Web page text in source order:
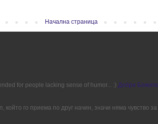
Начална страница
for people lacking sense of humor... :) Добри
който го приема по друг начин, значи няма чувство